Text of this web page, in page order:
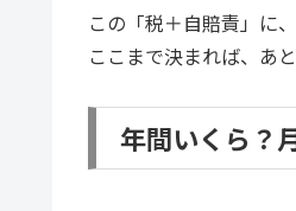
この「税＋自賠責」に
ここまで決まれば、あ
年間いくら？